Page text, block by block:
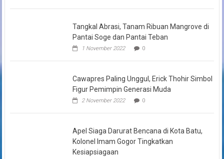
Tangkal Abrasi, Tanam Ribuan Mangrove di
Pantai Soge dan Pantai Teban
1 November 2022 0
Cawapres Paling Unggul, Erick Thohir Simbol
Figur Pemimpin Generasi Muda
2 November 2022 0
Apel Siaga Darurat Bencana di Kota Batu,
Kolonel Imam Gogor Tingkatkan
Kesiapsiagaan